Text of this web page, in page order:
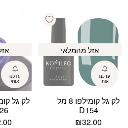
Add
Add wishlist
אזל מהמלאי
לק גל קומילפו 8 מל
D154
₪32.00